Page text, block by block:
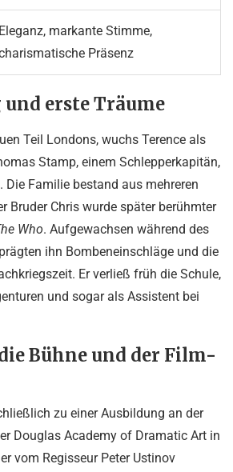
Eleganz, markante Stimme,
Präsenz
erste Träume
Teil Londons, wuchs Terence als
Stamp, einem Schlepperkapitän,
Die Familie bestand aus mehreren
Bruder Chris wurde später berühmter
Who. Aufgewachsen während des
ihn Bombeneinschläge und die
Er verließ früh die Schule,
und sogar als Assistent bei
Bühne und der Film-
zu einer Ausbildung an der
Douglas Academy of Dramatic Art in
vom Regisseur Peter Ustinov